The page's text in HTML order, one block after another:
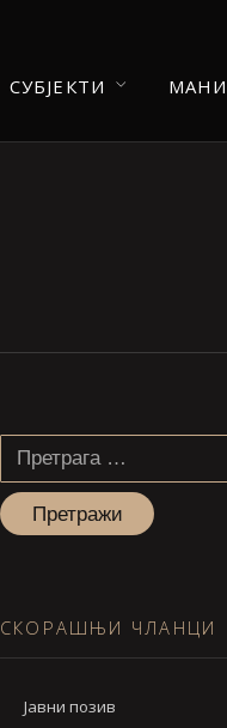
СУБЈЕКТИ
за:
СКОРАШЊИ ЧЛАНЦИ
Jавни позив